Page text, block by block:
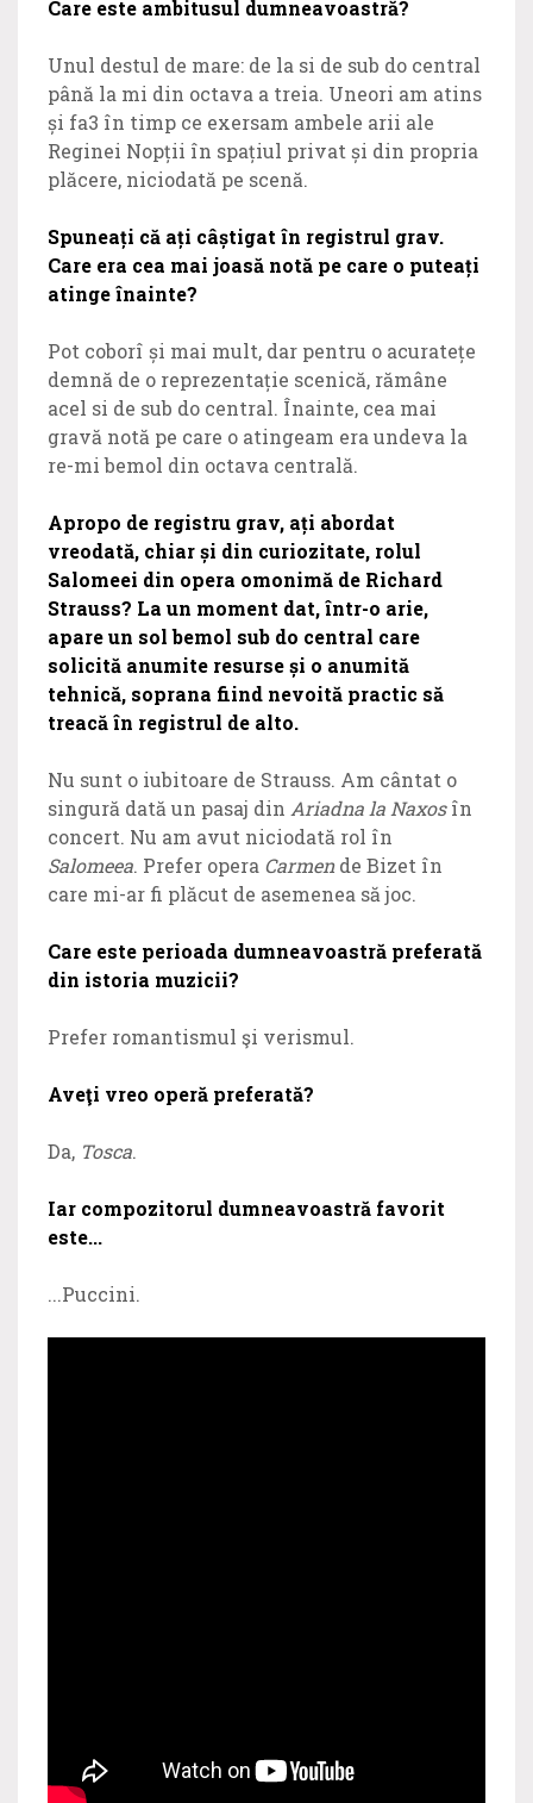
Care este ambitusul dumneavoastră?
Unul destul de mare: de la si de sub do central
până la mi din octava a treia. Uneori am atins
și fa3 în timp ce exersam ambele arii ale
Reginei Nopții în spațiul privat și din propria
plăcere, niciodată pe scenă.
Spuneați că ați câștigat în registrul grav.
Care era cea mai joasă notă pe care o puteați
atinge înainte?
Pot coborî și mai mult, dar pentru o acuratețe
demnă de o reprezentație scenică, rămâne
acel si de sub do central. Înainte, cea mai
gravă notă pe care o atingeam era undeva la
re-mi bemol din octava centrală.
Apropo de registru grav, ați abordat
vreodată, chiar și din curiozitate, rolul
Salomeei din opera omonimă de Richard
Strauss? La un moment dat, într-o arie,
apare un sol bemol sub do central care
solicită anumite resurse și o anumită
tehnică, soprana fiind nevoită practic să
treacă în registrul de alto.
Nu sunt o iubitoare de Strauss. Am cântat o
singură dată un pasaj din Ariadna la Naxosîn
concert. Nu am avut niciodată rol în
Salomeea. Prefer opera Carmende Bizet în
care mi-ar fi plăcut de asemenea să joc.
Care este perioada dumneavoastră preferată
din istoria muzicii?
Prefer romantismul şi verismul.
Aveţi vreo operă preferată?
Da, Tosca.
Iar compozitorul dumneavoastră favorit
este...
...Puccini.